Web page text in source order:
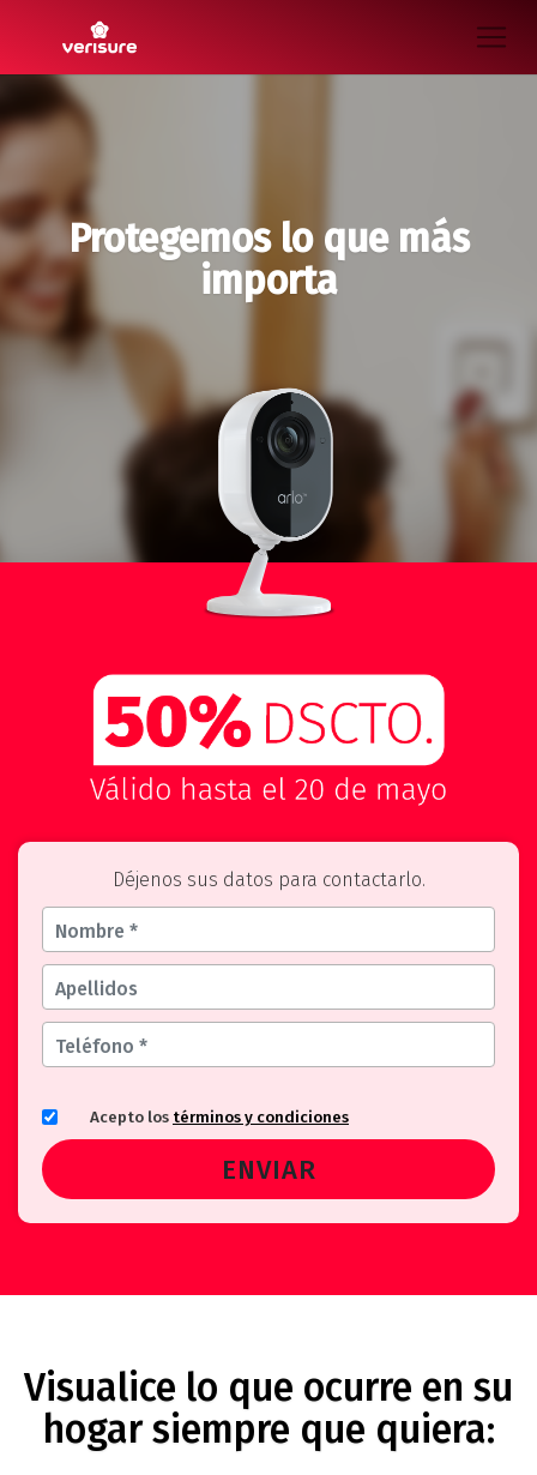
Protegemos lo que más
importa
Déjenos sus datos para contactarlo.
Acepto los términos y condiciones
Visualice lo que ocurre en su
hogar siempre que quiera: